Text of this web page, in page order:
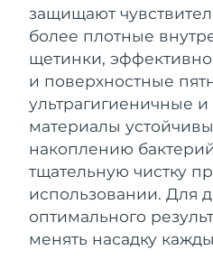
защищают
более плотные
щетинки,
и поверхностные
ультрагигиеничные
материалы
накоплению
тщательную чистку
использовании. Для
оптимального
менять насадку